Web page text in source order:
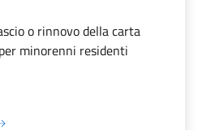
o rinnovo della carta
minorenni residenti